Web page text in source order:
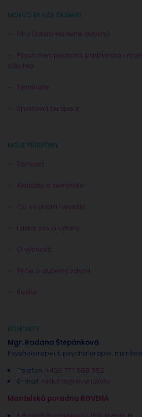
MOHLO BY VÁS ZAJÍMAT
FAQ (často kladené dotazy)
Psychoterapeutická, partnerská i
zdarma
Semináře
Sportovní terapeut
MOJE PŘÍSPĚVKY
Žárlivost
Aktuality a semináře
Co se jinam nevešlo
Láska, sex a vztahy
O výchově
Péče o duševní zdraví
Řešíte
KONTAKTY
Mgr. Radana Štěpánková
Psychoterapeut, psychoterapie,
Telefon: +420 777 588 352
E-mail: radana@rovena.info
Manželská poradna ROVENA